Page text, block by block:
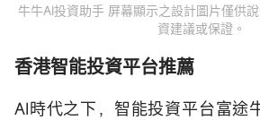
牛牛AI投資助手 屏幕顯示之設計圖片僅供
資建議或保證。
香港智能投資平台推薦
AI時代之下，智能投資平台富途